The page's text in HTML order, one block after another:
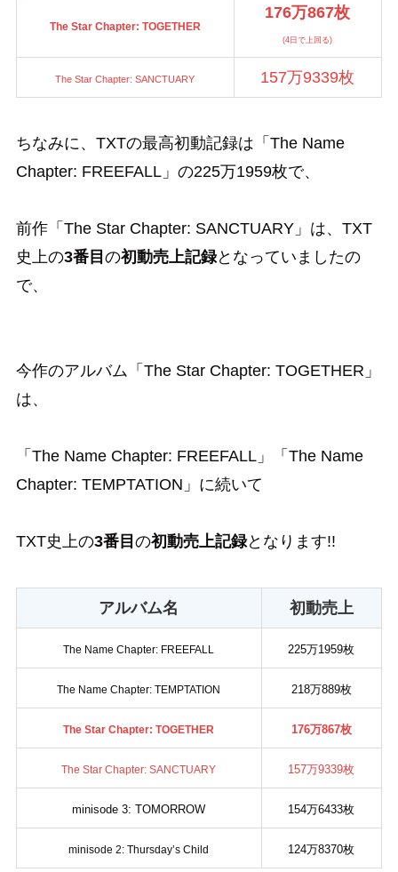
The Star Chapter: TOGETHER
176万867枚
(4日で上回る)
The Star Chapter: SANCTUARY 157万9339枚
ちなみに、TXTの最高初動記録は「The Name
Chapter: FREEFALL」の225万1959枚で、
前作「The Star Chapter: SANCTUARY」は、TXT
史上の3番目 の初動売上記録となっていましたの
で、
今作のアルバム「The Star Chapter: TOGETHER」
は、
「The Name Chapter: FREEFALL」「The Name
Chapter: TEMPTATION」に続いて
TXT史上の3番目 の初動売上記録となります!!
アルバム名 初動売上
The Name Chapter: FREEFALL 225万1959枚
The Name Chapter: TEMPTATION 218万889枚
The Star Chapter: TOGETHER 176万867枚
The Star Chapter: SANCTUARY 157万9339枚
minisode 3: TOMORROW 154万6433枚
minisode 2: Thursday’s Child 124万8370枚